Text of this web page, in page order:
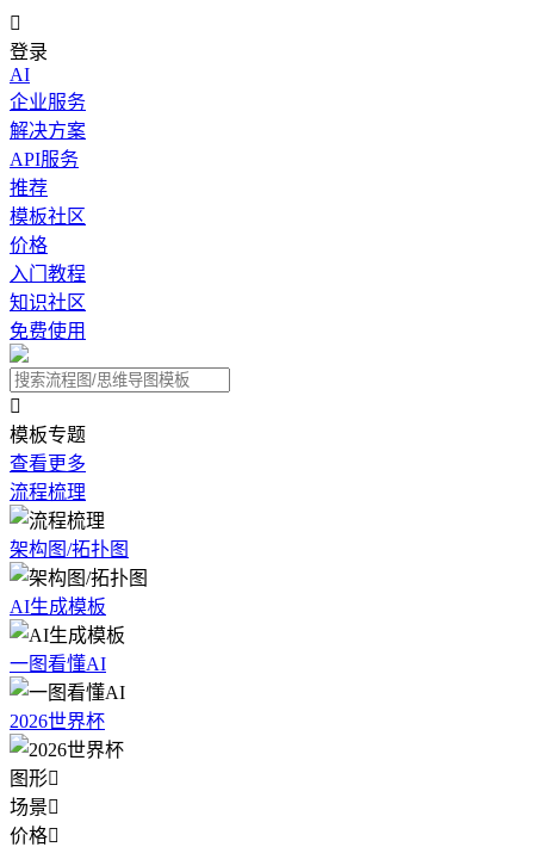

登录
AI
企业服务
解决方案
API服务
推荐
模板社区
价格
入门教程
知识社区
免费使用

模板专题
查看更多
流程梳理
架构图/拓扑图
AI生成模板
一图看懂AI
2026世界杯
图形
场景
价格